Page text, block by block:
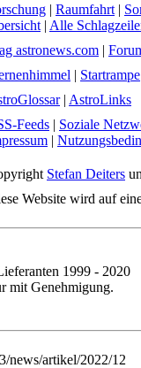
| Raumfahrt |
| Alle
astronews.com |
| Startrampe
| AstroLinks
Feeds | Soziale
|
Stefan Deiters
Website wird auf
1999 - 2020
mit Genehmigung.
news/artikel/2022/12